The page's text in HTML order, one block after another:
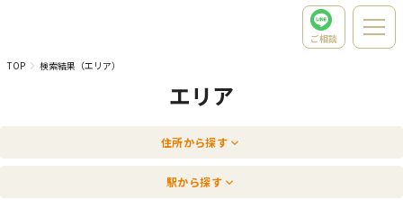
ご相談
TOP
検索結果（エリア）
エリア
住所から探す
駅から探す